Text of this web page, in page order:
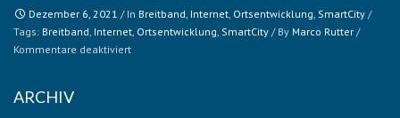
Dezember 6, 2021 / In Breitband Internet Ortsentwicklung SmartCity /
Tags: Breitband Internet Ortsentwicklung SmartCity / By Marco Rutter /
Kommentare deaktiviertfür
ARCHIV